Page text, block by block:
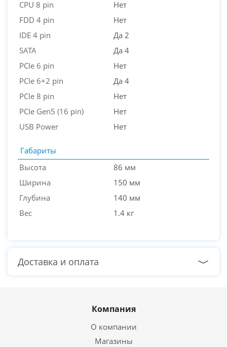
CPU 8 pin
Нет
FDD 4 pin
Нет
IDE 4 pin
Да 2
SATA
Да 4
PCIe 6 pin
Нет
PCIe 6+2 pin
Да 4
PCIe 8 pin
Нет
PCIe Gen5 (16 pin)
Нет
USB Power
Нет
Габариты
Высота
86 мм
Ширина
150 мм
Глубина
140 мм
Вес
1.4 кг
Доставка и оплата
Компания
О компании
Магазины